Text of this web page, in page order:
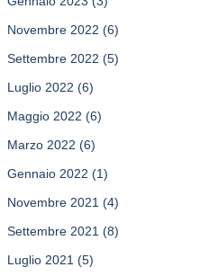
Novembre 2022 (6)
Settembre 2022 (5)
Luglio 2022 (6)
Maggio 2022 (6)
Marzo 2022 (6)
Gennaio 2022 (1)
Novembre 2021 (4)
Settembre 2021 (8)
Luglio 2021 (5)